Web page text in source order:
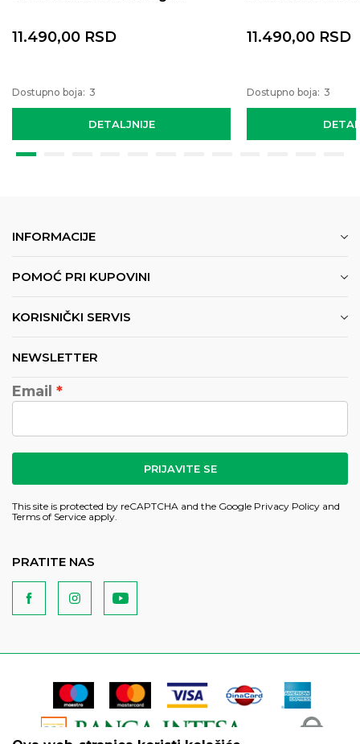
DETALJNIJE
11.490,00 RSD
Dostupno boja: 3
11.490,00 RSD
Dostupno boja: 3
INFORMACIJE
POMOĆ PRI KUPOVINI
KORISNIČKI SERVIS
NEWSLETTER
Email
PRIJAVITE SE
This site is protected by reCAPTCHA and the Google Privacy Policy and
Terms of Service apply.
PRATITE NAS